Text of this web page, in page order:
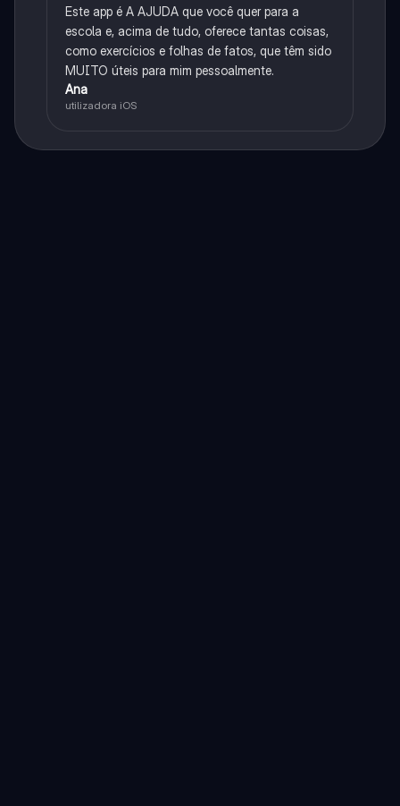
Este app é A AJUDA que você quer para a
escola e, acima de tudo, oferece tantas coisas,
como exercícios e folhas de fatos, que têm sido
MUITO úteis para mim pessoalmente.
Ana
utilizadora iOS